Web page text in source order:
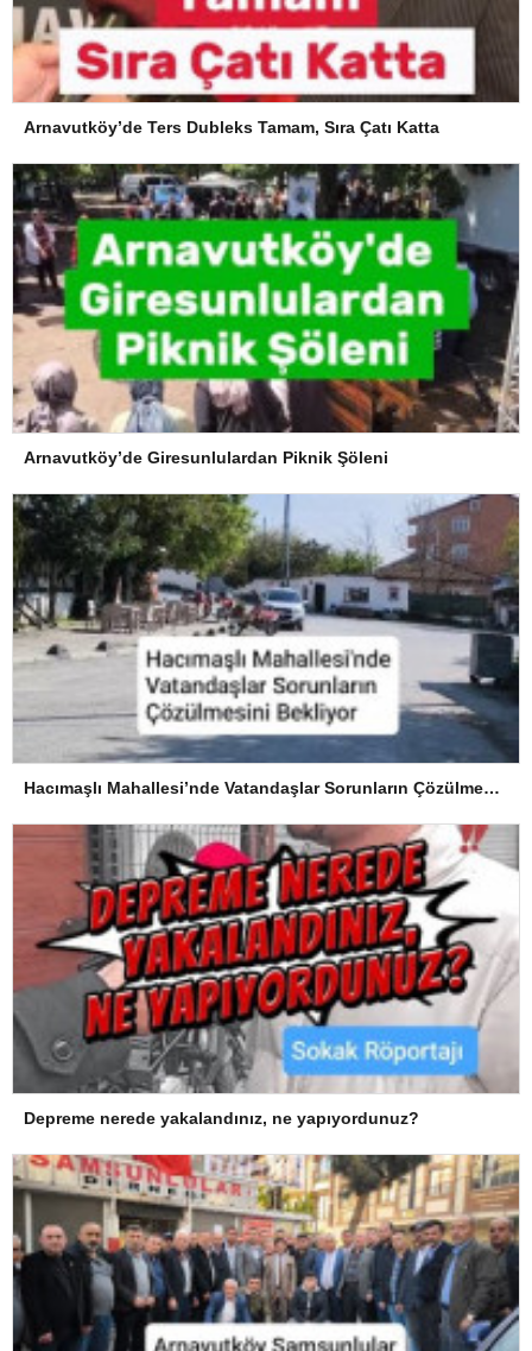
Arnavutköy’de Ters Dubleks Tamam, Sıra Çatı Katta
Arnavutköy’de Giresunlulardan Piknik Şöleni
Hacımaşlı Mahallesi’nde Vatandaşlar Sorunların Çözülmesini Bekliyor
Depreme nerede yakalandınız, ne yapıyordunuz?